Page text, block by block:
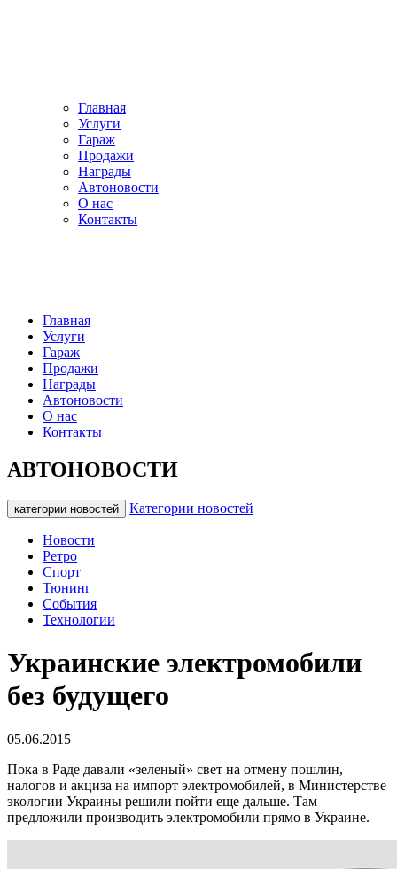
Главная
Услуги
Гараж
Продажи
Награды
Автоновости
О нас
Контакты
Главная
Услуги
Гараж
Продажи
Награды
Автоновости
О нас
Контакты
АВТОНОВОСТИ
категории новостей Категории новостей
Новости
Ретро
Спорт
Тюнинг
События
Технологии
Украинские электромобили
без будущего
05.06.2015
Пока в Раде давали «зеленый» свет на отмену пошлин,
налогов и акциза на импорт электромобилей, в Министерстве
экологии Украины решили пойти еще дальше. Там
предложили производить электромобили прямо в Украине.